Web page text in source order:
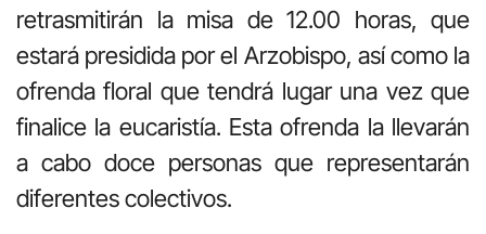
retrasmitirán la misa de 12.00 horas, que
estará presidida por el Arzobispo, así como la
ofrenda floral que tendrá lugar una vez que
finalice la eucaristía. Esta ofrenda la llevarán
a cabo doce personas que representarán
diferentes colectivos.